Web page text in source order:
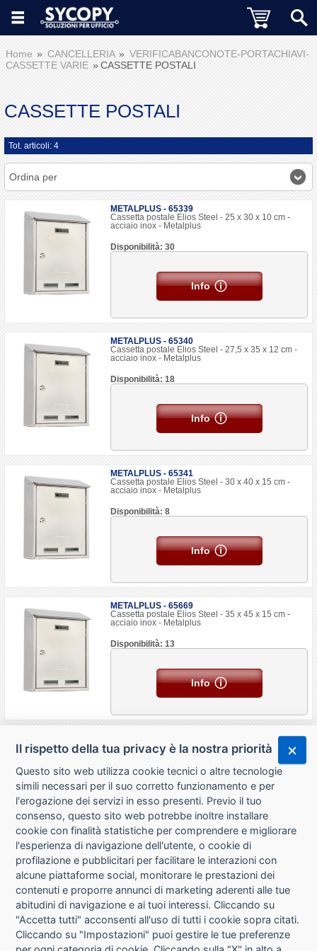
Home CANCELLERIA
VERIFICABANCONOTE-PORTACHIAVI-
CASSETTE VARIE
CASSETTE POSTALI
CASSETTE POSTALI
Tot. articoli: 4
Ordina per
METALPLUS - 65339
Cassetta postale Elios Steel - 25 x 30 x 10 cm -
acciaio inox - Metalplus
Disponibilità: 30
Info
METALPLUS - 65340
Cassetta postale Elios Steel - 27,5 x 35 x 12 cm -
acciaio inox - Metalplus
Disponibilità: 18
Info
METALPLUS - 65341
Cassetta postale Elios Steel - 30 x 40 x 15 cm -
acciaio inox - Metalplus
Disponibilità: 8
Info
METALPLUS - 65669
Cassetta postale Elios Steel - 35 x 45 x 15 cm -
acciaio inox - Metalplus
Disponibilità: 13
Info
CHI SIAMO
CONTATTI
CONDIZIONI DI VENDITA
RICHIESTA RECESSO
Il rispetto della tua privacy è la nostra priorità
Questo sito web utilizza cookie tecnici o altre tecnologie
simili necessari per il suo corretto funzionamento e per
l'erogazione dei servizi in esso presenti. Previo il tuo
consenso, questo sito web potrebbe inoltre installare
cookie con finalità statistiche per comprendere e migliorare
l'esperienza di navigazione dell'utente, o cookie di
profilazione e pubblicitari per facilitare le interazioni con
alcune piattaforme social, monitorare le prestazioni dei
contenuti e proporre annunci di marketing aderenti alle tue
abitudini di navigazione e ai tuoi interessi. Cliccando su
"Accetta tutti" acconsenti all'uso di tutti i cookie sopra citati.
Cliccando su "Impostazioni" puoi gestire le tue preferenze